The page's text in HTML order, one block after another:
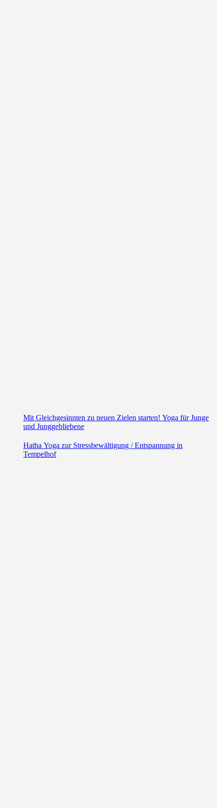
Mit Gleichgesinnten zu neuen Zielen starten! Yoga für Junge
und Junggebliebene
Hatha Yoga zur Stressbewältigung / Entspannung in
Tempelhof